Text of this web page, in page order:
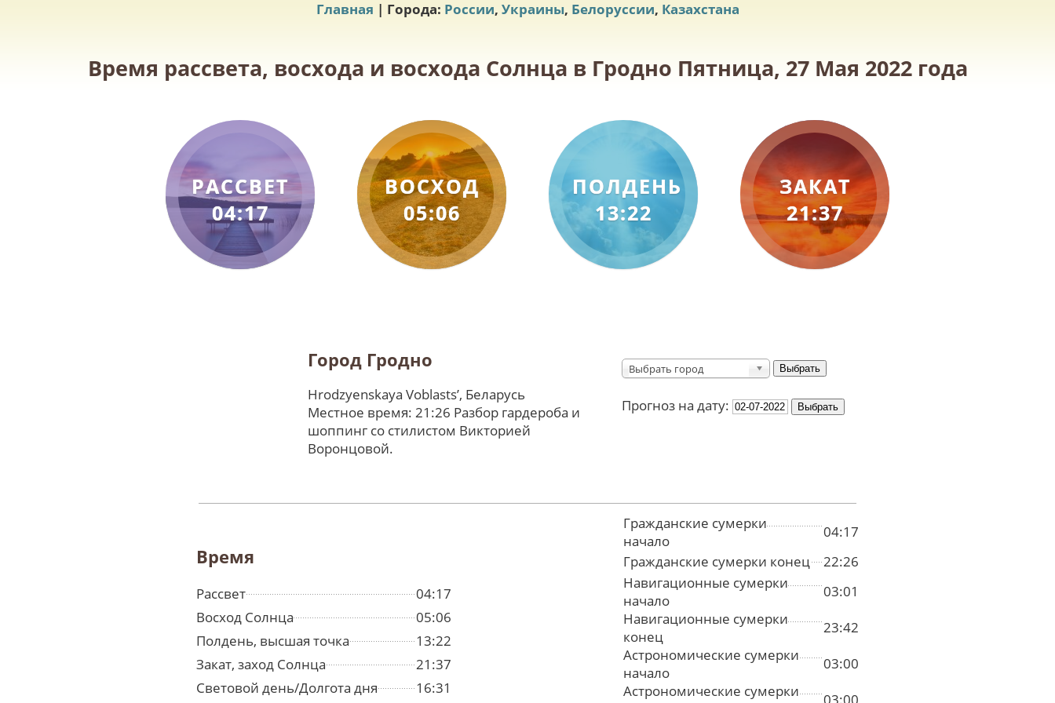
Главная | Города: России, Украины, Белоруссии, Казахстана
Время рассвета, восхода и восхода Солнца в Гродно Пятница, 27 Мая 2022 года
РАССВЕТ
04:17
ВОСХОД
05:06
ПОЛДЕНЬ
13:22
ЗАКАТ
21:37
Город Гродно
Hrodzyenskaya Voblastsʼ, Беларусь
Местное время: 21:26 Разбор гардероба и
шоппинг со стилистом Викторией
Воронцовой.
Выбрать город
Прогноз на дату:
Время
Рассвет
04:17
Восход Солнца
05:06
Полдень, высшая точка
13:22
Закат, заход Солнца
21:37
Световой день/Долгота дня
16:31
Гражданские сумерки
начало
04:17
Гражданские сумерки конец
22:26
Навигационные сумерки
начало
03:01
Навигационные сумерки
конец
23:42
Астрономические сумерки
начало
03:00
Астрономические сумерки
03:00